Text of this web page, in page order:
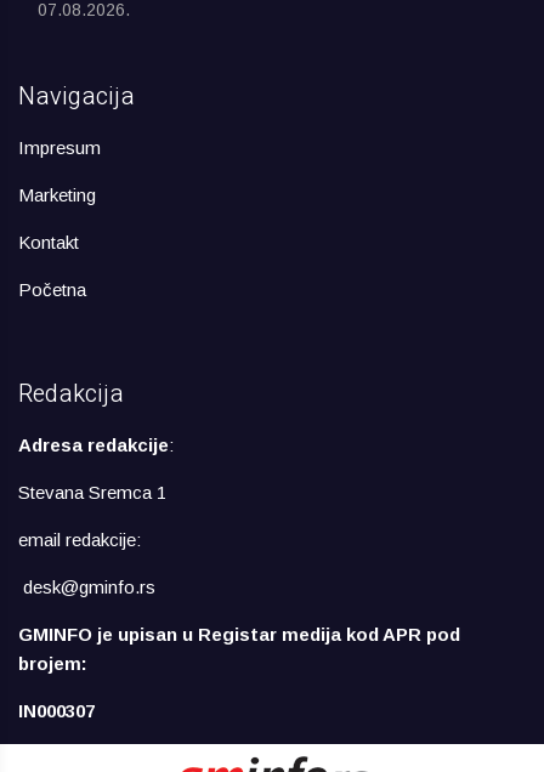
07.08.2026.
Navigacija
Impresum
Marketing
Kontakt
Početna
Redakcija
Adresa redakcije:
Stevana Sremca 1
email redakcije:
desk@gminfo.rs
GMINFO je upisan u Registar medija kod APR pod
brojem:
IN000307